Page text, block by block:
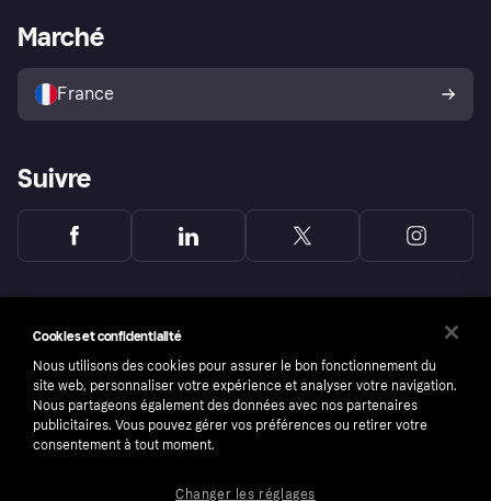
Explorez les magasins
Politique de protection de
l’acheteur Klarna
Portail Marchand
Marché
France
Suivre
Cookies et confidentialité
Nous utilisons des cookies pour assurer le bon fonctionnement du
site web, personnaliser votre expérience et analyser votre navigation.
Nous partageons également des données avec nos partenaires
publicitaires. Vous pouvez gérer vos préférences ou retirer votre
consentement à tout moment.
Changer les réglages